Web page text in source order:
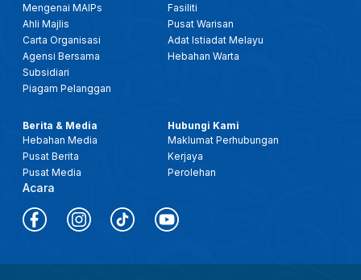
Mengenai MAIPs
Ahli Majlis
Carta Organisasi
Agensi Bersama
Subsidiari
Piagam Pelanggan
Fasiliti
Pusat Warisan
Adat Istiadat Melayu
Hebahan Warta
Berita & Media
Hebahan Media
Pusat Berita
Pusat Media
Acara
Hubungi Kami
Maklumat Perhubungan
Kerjaya
Perolehan